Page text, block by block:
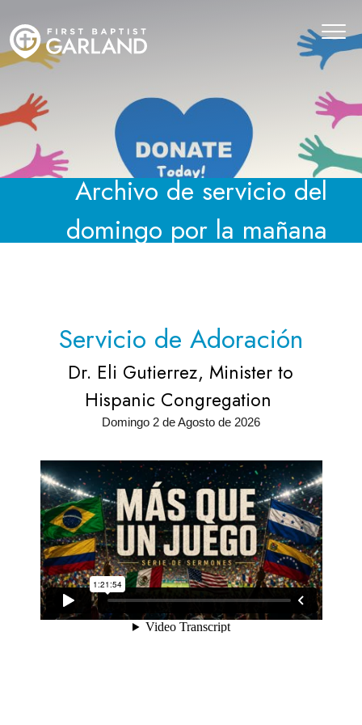
Archivo de servicio del
domingo por la mañana
Servicio de Adoración
Dr. Eli Gutierrez, Minister to
Hispanic Congregation
Domingo 2 de Agosto de 2026